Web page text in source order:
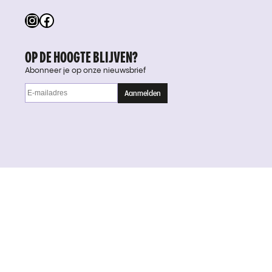
Instagram
Facebook
OP DE HOOGTE BLIJVEN?
Abonneer je op onze nieuwsbrief